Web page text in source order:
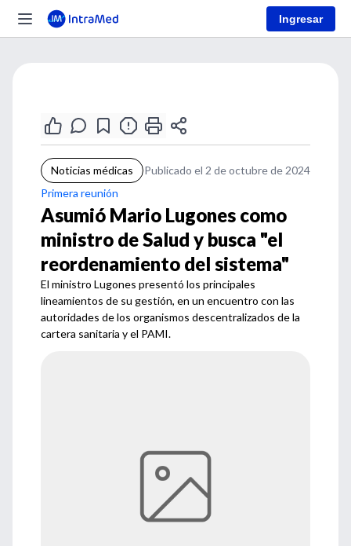
Ingresar
Noticias médicas
Publicado el 2 de octubre de 2024
Primera reunión
Asumió Mario Lugones como
ministro de Salud y busca "el
reordenamiento del sistema"
El ministro Lugones presentó los principales
lineamientos de su gestión, en un encuentro con las
autoridades de los organismos descentralizados de la
cartera sanitaria y el PAMI.